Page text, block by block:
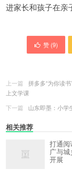
进家长和孩子在亲
赞 (9)
上一篇
拼多多“为你读
上文学课
下一篇
山东即墨：小学
相关推荐
打通阅
广与
开展